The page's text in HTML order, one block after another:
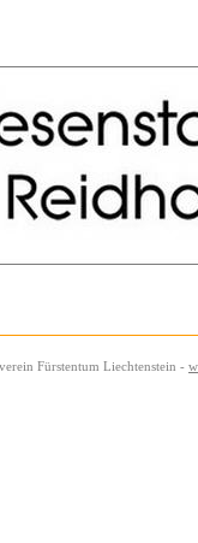
Fürstentum Liechtenstein -